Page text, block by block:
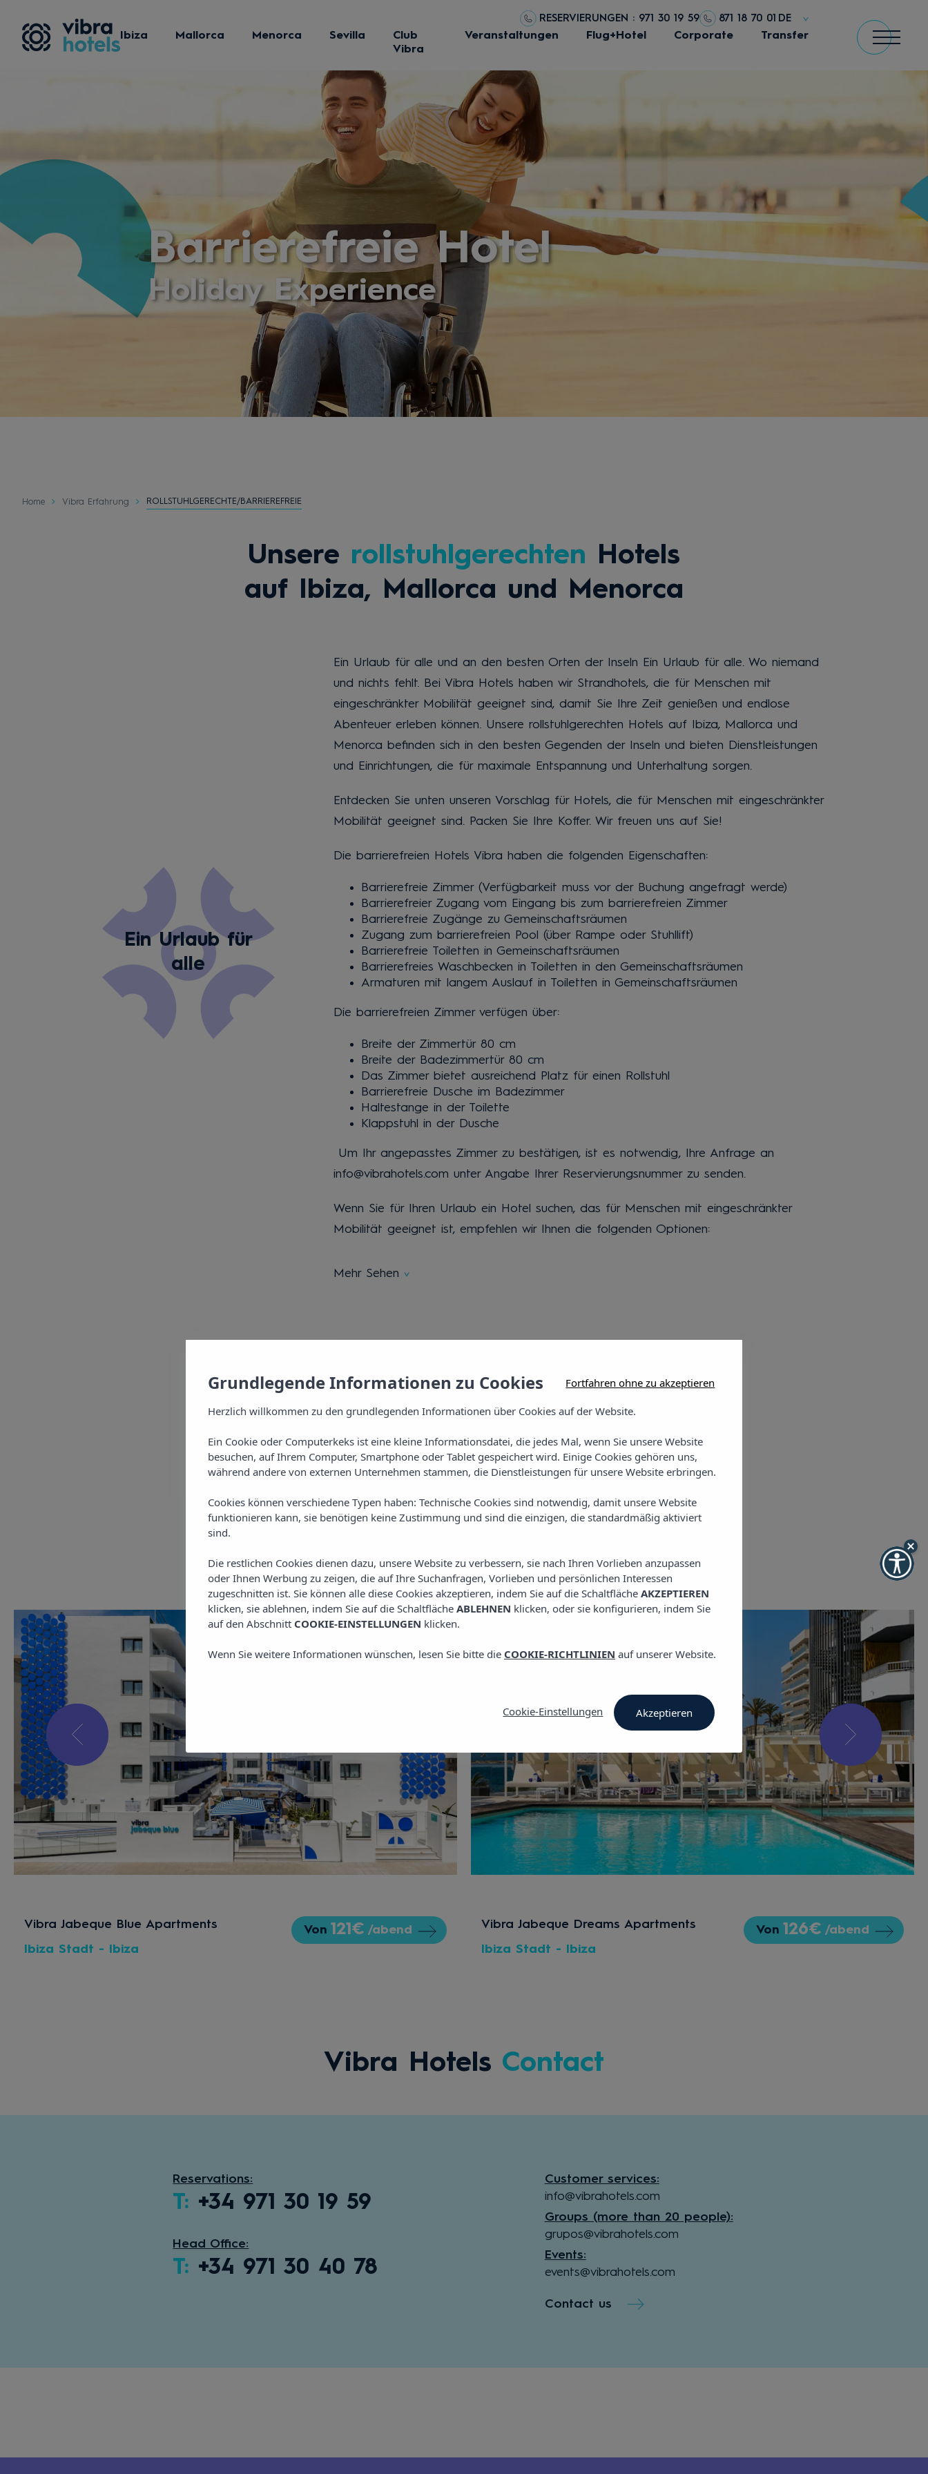
RESERVIERUNGEN : 971 30 19 59 871 18 70 01 DE
Ibiza Mallorca Menorca Sevilla
Club
Vibra
Veranstaltungen Flug+Hotel Corporate Transfer
Barrierefreie Hotel
Holiday Experience
Home Vibra Erfahrung ROLLSTUHLGERECHTE/BARRIEREFREIE
Unsere rollstuhlgerechten Hotels
auf Ibiza, Mallorca und Menorca
Ein Urlaub für
alle
Ein Urlaub für alle und an den besten Orten der Inseln Ein Urlaub für alle. Wo niemand
und nichts fehlt. Bei Vibra Hotels haben wir Strandhotels, die für Menschen mit
eingeschränkter Mobilität geeignet sind, damit Sie Ihre Zeit genießen und endlose
Abenteuer erleben können. Unsere rollstuhlgerechten Hotels auf Ibiza, Mallorca und
Menorca befinden sich in den besten Gegenden der Inseln und bieten Dienstleistungen
und Einrichtungen, die für maximale Entspannung und Unterhaltung sorgen.
Entdecken Sie unten unseren Vorschlag für Hotels, die für Menschen mit eingeschränkter
Mobilität geeignet sind. Packen Sie Ihre Koffer. Wir freuen uns auf Sie!
Die barrierefreien Hotels Vibra haben die folgenden Eigenschaften:
Barrierefreie Zimmer (Verfügbarkeit muss vor der Buchung angefragt werde)
Barrierefreier Zugang vom Eingang bis zum barrierefreien Zimmer
Barrierefreie Zugänge zu Gemeinschaftsräumen
Zugang zum barrierefreien Pool (über Rampe oder Stuhllift)
Barrierefreie Toiletten in Gemeinschaftsräumen
Barrierefreies Waschbecken in Toiletten in den Gemeinschaftsräumen
Armaturen mit langem Auslauf in Toiletten in Gemeinschaftsräumen
Die barrierefreien Zimmer verfügen über:
Breite der Zimmertür 80 cm
Breite der Badezimmertür 80 cm
Das Zimmer bietet ausreichend Platz für einen Rollstuhl
Barrierefreie Dusche im Badezimmer
Haltestange in der Toilette
Klappstuhl in der Dusche
Um Ihr angepasstes Zimmer zu bestätigen, ist es notwendig, Ihre Anfrage an
info@vibrahotels.com unter Angabe Ihrer Reservierungsnummer zu senden.
Wenn Sie für Ihren Urlaub ein Hotel suchen, das für Menschen mit eingeschränkter
Mobilität geeignet ist, empfehlen wir Ihnen die folgenden Optionen:
Mehr Sehen
Wählen Sie Ihre
Vibra
Vibra Jabeque Blue Apartments
Ibiza Stadt - Ibiza
Von 121€ /abend
Vibra Jabeque Dreams Apartments
Ibiza Stadt - Ibiza
Von 126€ /abend
Vibra Hotels Contact
Reservations:
T: +34 971 30 19 59
Head Office:
T: +34 971 30 40 78
Customer services:
info@vibrahotels.com
Groups (more than 20 people):
grupos@vibrahotels.com
Events:
events@vibrahotels.com
Contact us
Grundlegende Informationen zu Cookies Fortfahren ohne zu akzeptieren
Herzlich willkommen zu den grundlegenden Informationen über Cookies auf der Website.
Ein Cookie oder Computerkeks ist eine kleine Informationsdatei, die jedes Mal, wenn Sie unsere Website
besuchen, auf Ihrem Computer, Smartphone oder Tablet gespeichert wird. Einige Cookies gehören uns,
während andere von externen Unternehmen stammen, die Dienstleistungen für unsere Website erbringen.
Cookies können verschiedene Typen haben: Technische Cookies sind notwendig, damit unsere Website
funktionieren kann, sie benötigen keine Zustimmung und sind die einzigen, die standardmäßig aktiviert
sind.
Die restlichen Cookies dienen dazu, unsere Website zu verbessern, sie nach Ihren Vorlieben anzupassen
oder Ihnen Werbung zu zeigen, die auf Ihre Suchanfragen, Vorlieben und persönlichen Interessen
zugeschnitten ist. Sie können alle diese Cookies akzeptieren, indem Sie auf die Schaltfläche AKZEPTIEREN
klicken, sie ablehnen, indem Sie auf die Schaltfläche ABLEHNEN klicken, oder sie konfigurieren, indem Sie
auf den Abschnitt COOKIE-EINSTELLUNGEN klicken.
Wenn Sie weitere Informationen wünschen, lesen Sie bitte die COOKIE-RICHTLINIEN auf unserer Website.
Cookie-Einstellungen Akzeptieren